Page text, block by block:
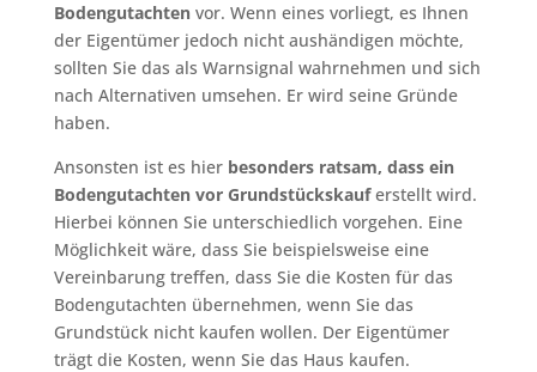
Bodengutachtenvor. Wenn eines vorliegt, es Ihnen
der Eigentümer jedoch nicht aushändigen möchte,
sollten Sie das als Warnsignal wahrnehmen und sich
nach Alternativen umsehen. Er wird seine Gründe
haben.
Ansonsten ist es hier besonders ratsam, dass ein
Bodengutachten vor Grundstückskauferstellt wird.
Hierbei können Sie unterschiedlich vorgehen. Eine
Möglichkeit wäre, dass Sie beispielsweise eine
Vereinbarung treffen, dass Sie die Kosten für das
Bodengutachten übernehmen, wenn Sie das
Grundstück nicht kaufen wollen. Der Eigentümer
trägt die Kosten, wenn Sie das Haus kaufen.